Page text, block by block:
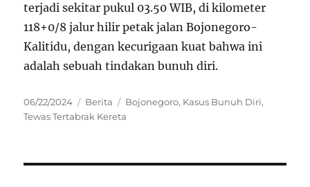
terjadi sekitar pukul 03.50 WIB, di kilometer
118+0/8 jalur hilir petak jalan Bojonegoro-
Kalitidu, dengan kecurigaan kuat bahwa ini
adalah sebuah tindakan bunuh diri.
Posted
on
06/22/2024 Categories
Berita Tags
Bojonegoro, Kasus Bunuh Diri,
Tewas Tertabrak Kereta